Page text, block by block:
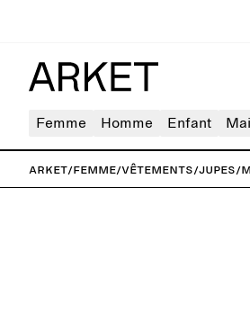
Femme Homme Enfant
ARKET/Femme/Vêtements/Jupes/